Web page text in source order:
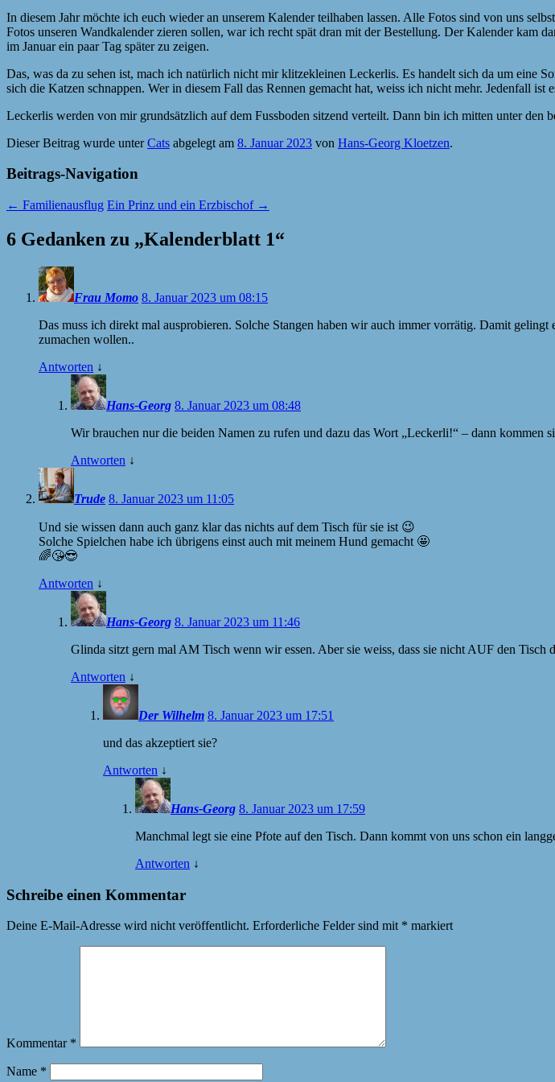
In diesem Jahr möchte ich euch wieder an unserem Kalender teilhaben lassen. Alle Fotos sind von uns
Fotos unseren Wandkalender zieren sollen, war ich recht spät dran mit der Bestellung. Der Kalender kam
im Januar ein paar Tag später zu zeigen.
Das, was da zu sehen ist, mach ich natürlich nicht mir klitzekleinen Leckerlis. Es handelt sich da um eine
sich die Katzen schnappen. Wer in diesem Fall das Rennen gemacht hat, weiss ich nicht mehr. Jedenfall
Leckerlis werden von mir grundsätzlich auf dem Fussboden sitzend verteilt. Dann bin ich mitten unter den
Dieser Beitrag wurde unterCats abgelegt am 8. Januar 2023 von Hans-Georg Kloetzen.
Beitrags-Navigation
← Familienausflug Ein Prinz und ein Erzbischof →
6 Gedanken zu „Kalenderblatt 1“
Frau Momo 8. Januar 2023 um 08:15
Das muss ich direkt mal ausprobieren. Solche Stangen haben wir auch immer vorrätig. Damit
zumachen wollen..
Antworten ↓
Hans-Georg 8. Januar 2023 um 08:48
Wir brauchen nur die beiden Namen zu rufen und dazu das Wort „Leckerli!“ – dann kommen
Antworten ↓
Trude 8. Januar 2023 um 11:05
Und sie wissen dann auch ganz klar das nichts auf dem Tisch für sie ist 😉
Solche Spielchen habe ich übrigens einst auch mit meinem Hund gemacht 🤩
🌈😘😎
Antworten ↓
Hans-Georg 8. Januar 2023 um 11:46
Glinda sitzt gern mal AM Tisch wenn wir essen. Aber sie weiss, dass sie nicht AUF den Tisch
Antworten ↓
Der Wilhelm 8. Januar 2023 um 17:51
und das akzeptiert sie?
Antworten ↓
Hans-Georg 8. Januar 2023 um 17:59
Manchmal legt sie eine Pfote auf den Tisch. Dann kommt von uns schon ein
Antworten ↓
Schreibe einen Kommentar
Deine E-Mail-Adresse wird nicht veröffentlicht. Erforderliche Felder sind mit * markiert
Kommentar *
Name *